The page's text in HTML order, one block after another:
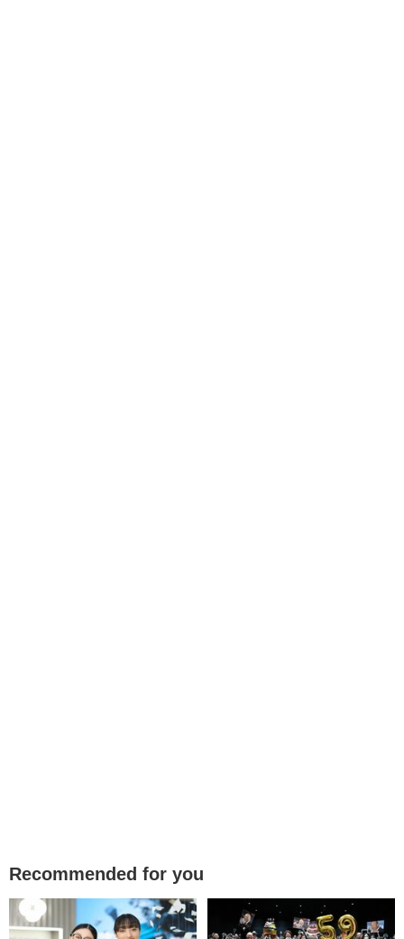
Recommended for you